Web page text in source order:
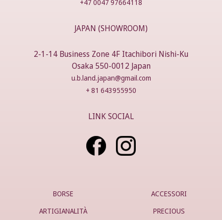
+47 0047 97664118
JAPAN (SHOWROOM)
2-1-14 Business Zone 4F Itachibori Nishi-Ku
Osaka 550-0012 Japan
u.b.land.japan@gmail.com
+ 81 643955950
LINK SOCIAL
BORSE
ACCESSORI
ARTIGIANALITÀ
PRECIOUS